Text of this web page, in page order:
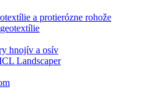
a protierózne rohože
hnojív a osív
Landscaper